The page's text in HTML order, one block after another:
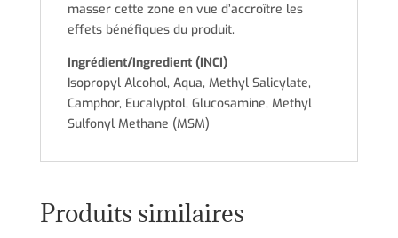
masser cette zone en vue d’accroître les
effets bénéfiques du produit.
Ingrédient/Ingredient (INCI)
Isopropyl Alcohol, Aqua, Methyl Salicylate,
Camphor, Eucalyptol, Glucosamine, Methyl
Sulfonyl Methane (MSM)
Produits similaires